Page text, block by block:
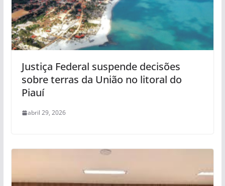
Justiça Federal suspende decisões
sobre terras da União no litoral do
Piauí
abril 29, 2026